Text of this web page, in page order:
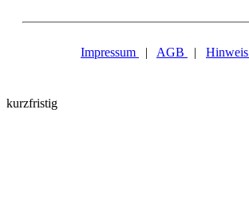
Impressum | AGB | Hinweis
kurzfristig